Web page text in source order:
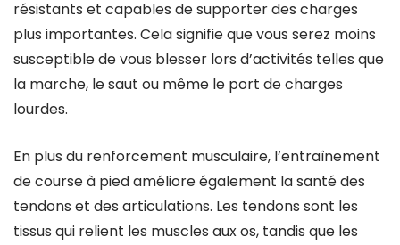
résistants et capables de supporter des charges
plus importantes. Cela signifie que vous serez moins
susceptible de vous blesser lors d’activités telles que
la marche, le saut ou même le port de charges
lourdes.
En plus du renforcement musculaire, l’entraînement
de course à pied améliore également la santé des
tendons et des articulations. Les tendons sont les
tissus qui relient les muscles aux os, tandis que les